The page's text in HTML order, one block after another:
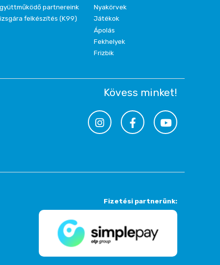
partnereink
felkészítés (K99)
Nyakörvek
Játékok
Ápolás
Fekhelyek
Frizbik
Kövess minket!
Fizetési partnerünk: